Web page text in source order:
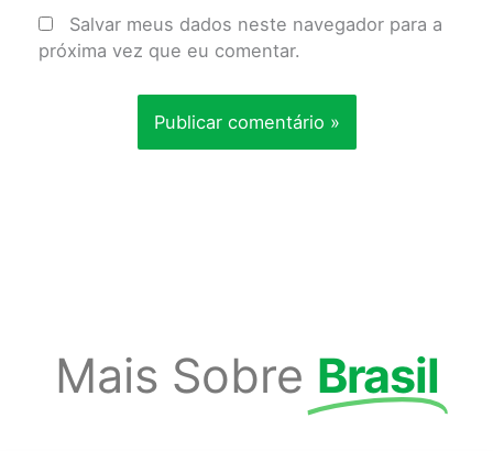
Salvar meus dados neste navegador para a
próxima vez que eu comentar.
Mais Sobre Brasil